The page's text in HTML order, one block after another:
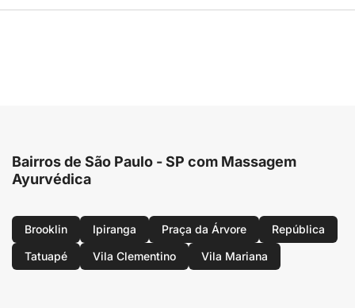
Bairros de São Paulo - SP com Massagem
Ayurvédica
Brooklin Ipiranga Praça da Árvore
República
Tatuapé
Vila Clementino Vila Mariana